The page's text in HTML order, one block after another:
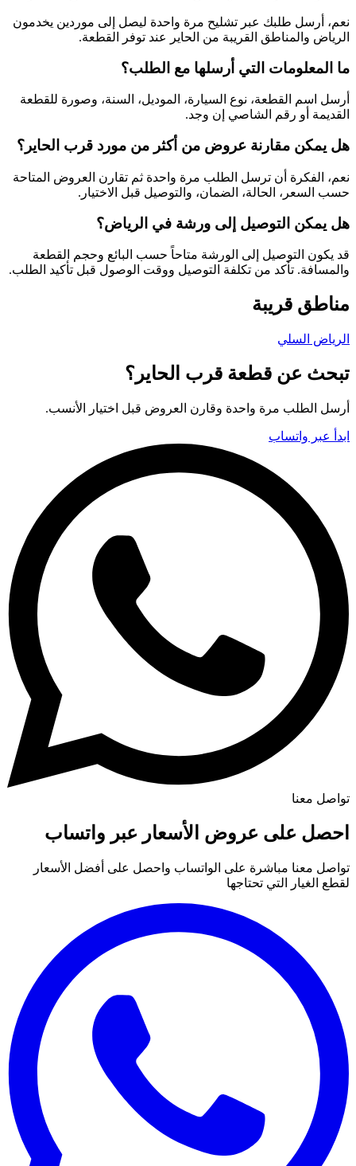
نعم، أرسل طلبك عبر تشليح مرة واحدة ليصل إلى موردين يخدمون
الرياض والمناطق القريبة من الحاير عند توفر القطعة.
ما المعلومات التي أرسلها مع الطلب؟
أرسل اسم القطعة، نوع السيارة، الموديل، السنة، وصورة للقطعة
القديمة أو رقم الشاصي إن وجد.
هل يمكن مقارنة عروض من أكثر من مورد قرب الحاير؟
نعم، الفكرة أن ترسل الطلب مرة واحدة ثم تقارن العروض المتاحة
حسب السعر، الحالة، الضمان، والتوصيل قبل الاختيار.
هل يمكن التوصيل إلى ورشة في الرياض؟
قد يكون التوصيل إلى الورشة متاحاً حسب البائع وحجم القطعة
والمسافة. تأكد من تكلفة التوصيل ووقت الوصول قبل تأكيد الطلب.
مناطق قريبة
الرياض السلي
تبحث عن قطعة قرب الحاير؟
أرسل الطلب مرة واحدة وقارن العروض قبل اختيار الأنسب.
ابدأ عبر واتساب
تواصل معنا
احصل على عروض الأسعار عبر واتساب
تواصل معنا مباشرة على الواتساب واحصل على أفضل الأسعار
لقطع الغيار التي تحتاجها